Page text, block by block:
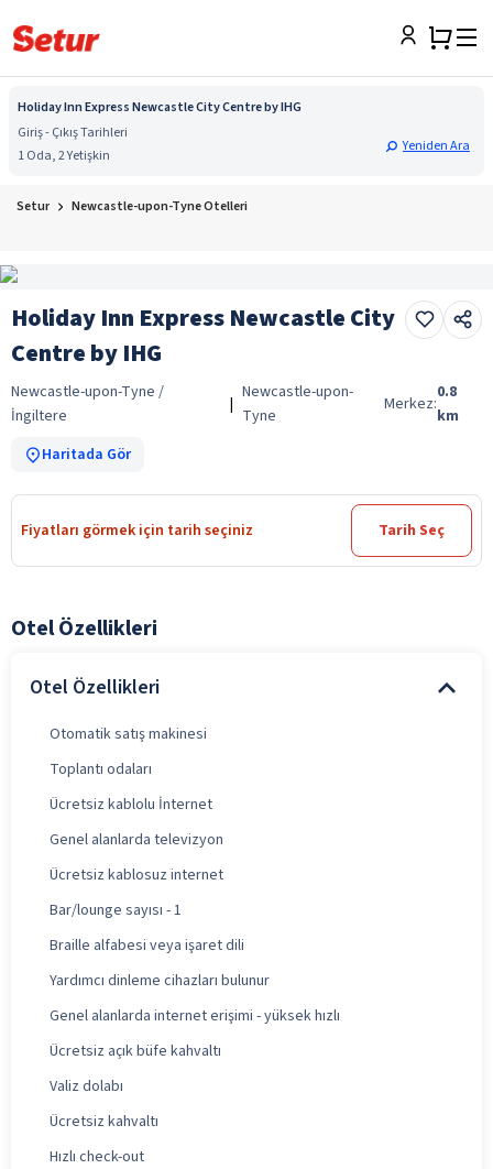
Holiday Inn Express Newcastle City Centre by IHG
Giriş - Çıkış Tarihleri
1 Oda, 2 Yetişkin
Yeniden Ara
Setur Newcastle-upon-Tyne Otelleri
Holiday Inn Express Newcastle City
Centre by IHG
Newcastle-upon-Tyne /
İngiltere
|
Newcastle-upon-
Tyne
Merkez:
0.8
km
Haritada Gör
Fiyatları görmek için tarih seçiniz Tarih Seç
Otel Özellikleri
Otel Özellikleri
Otomatik satış makinesi
Toplantı odaları
Ücretsiz kablolu İnternet
Genel alanlarda televizyon
Ücretsiz kablosuz internet
Bar/lounge sayısı - 1
Braille alfabesi veya işaret dili
Yardımcı dinleme cihazları bulunur
Genel alanlarda internet erişimi - yüksek hızlı
Ücretsiz açık büfe kahvaltı
Valiz dolabı
Ücretsiz kahvaltı
Hızlı check-out